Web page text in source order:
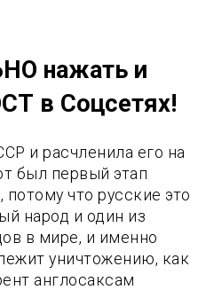
нажать и
в Соцсетях!
и расчленила его на
был первый этап
потому что русские это
народ и один из
в мире, и именно
уничтожению, как
англосаксам